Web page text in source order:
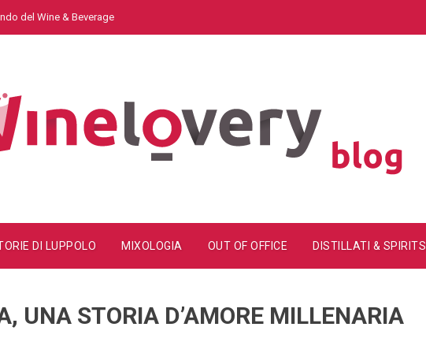
del Wine & Beverage
DI LUPPOLO MIXOLOGIA OUT OF OFFICE DISTILLATI & SPIRITS
UNA STORIA D’AMORE MILLENARIA